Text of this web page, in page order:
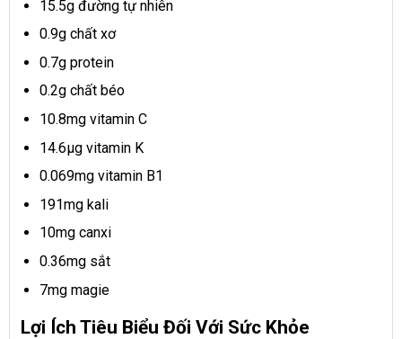
15.5g đường tự nhiên
0.9g chất xơ
0.7g protein
0.2g chất béo
10.8mg vitamin C
14.6µg vitamin K
0.069mg vitamin B1
191mg kali
10mg canxi
0.36mg sắt
7mg magie
Lợi Ích Tiêu Biểu Đối Với Sức Khỏe